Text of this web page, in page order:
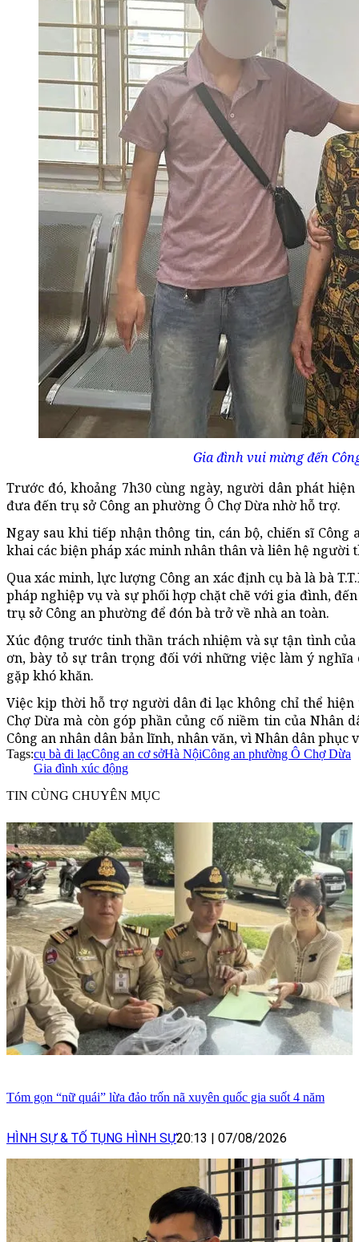
Gia đình vui mừng đến
Trước đó, khoảng 7h30 cùng ngày, người dân phát
đưa đến trụ sở Công an phường Ô Chợ Dừa nhờ hỗ trợ.
Ngay sau khi tiếp nhận thông tin, cán bộ, chiến sĩ
khai các biện pháp xác minh nhân thân và liên hệ người
Qua xác minh, lực lượng Công an xác định cụ bà là bà
pháp nghiệp vụ và sự phối hợp chặt chẽ với gia đình,
trụ sở Công an phường để đón bà trở về nhà an toàn.
Xúc động trước tinh thần trách nhiệm và sự tận tình của
ơn, bày tỏ sự trân trọng đối với những việc làm ý
gặp khó khăn.
Việc kịp thời hỗ trợ người dân đi lạc không chỉ thể
Chợ Dừa mà còn góp phần củng cố niềm tin của
Công an nhân dân bản lĩnh, nhân văn, vì Nhân dân phục
Tags:cụ bà đi lạcCông an cơ sởHà NộiCông an phường Ô Chợ Dừa
Gia đình xúc động
TIN CÙNG CHUYÊN MỤC
Tóm gọn “nữ quái” lừa đảo trốn nã xuyên quốc gia suốt 4 năm
HÌNH SỰ & TỐ TỤNG HÌNH SỰ20:13 | 07/08/2026